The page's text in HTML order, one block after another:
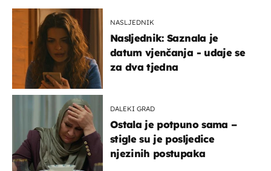
NASLJEDNIK
Nasljednik: Saznala je
datum vjenčanja - udaje se
za dva tjedna
DALEKI GRAD
Ostala je potpuno sama –
stigle su je posljedice
njezinih postupaka